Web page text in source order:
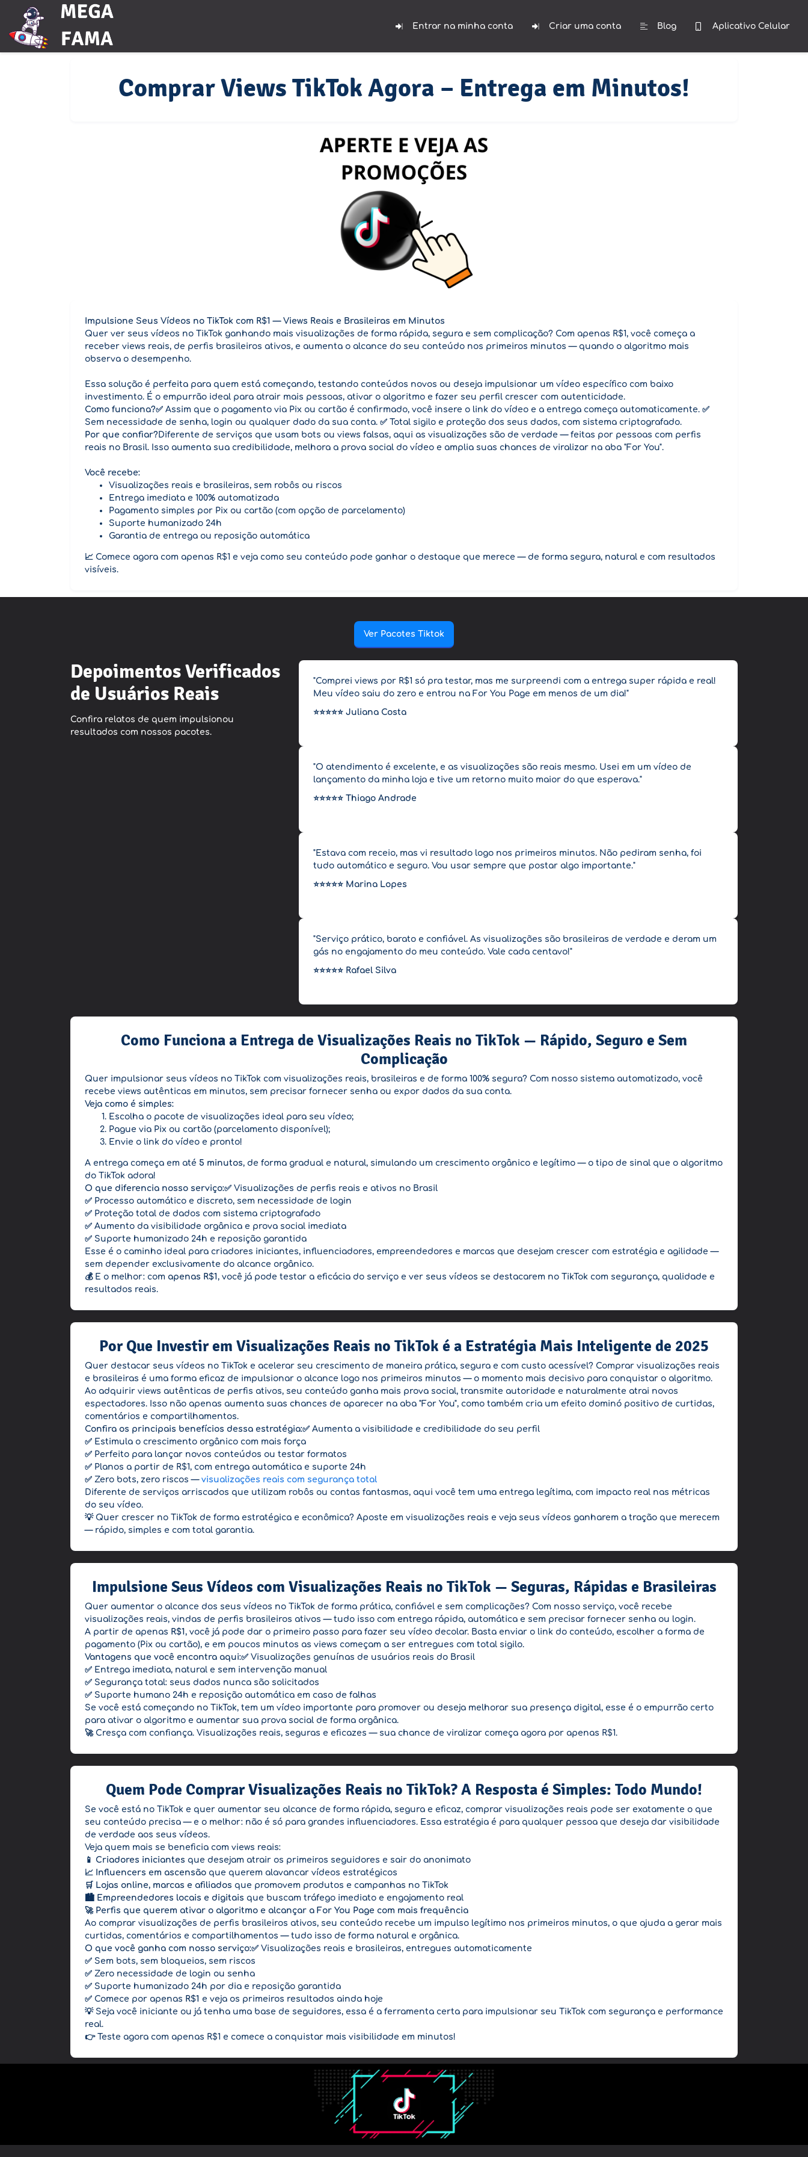
Entrar na minha conta Criar uma conta Blog Aplicativo Celular
Comprar Views TikTok Agora – Entrega em Minutos!
Impulsione Seus Vídeos no TikTok com R$1 — Views Reais e Brasileiras em Minutos
Quer ver seus vídeos no TikTok ganhando mais visualizações de forma rápida, segura e sem complicação? Com apenas R$1, você começa a
receber views reais, de perfis brasileiros ativos, e aumenta o alcance do seu conteúdo nos primeiros minutos — quando o algoritmo mais
observa o desempenho.
Essa solução é perfeita para quem está começando, testando conteúdos novos ou deseja impulsionar um vídeo específico com baixo
investimento. É o empurrão ideal para atrair mais pessoas, ativar o algoritmo e fazer seu perfil crescer com autenticidade.
Como funciona?✅ Assim que o pagamento via Pix ou cartão é confirmado, você insere o link do vídeo e a entrega começa automaticamente. ✅
Sem necessidade de senha, login ou qualquer dado da sua conta. ✅ Total sigilo e proteção dos seus dados, com sistema criptografado.
Por que confiar?Diferente de serviços que usam bots ou views falsas, aqui as visualizações são de verdade — feitas por pessoas com perfis
reais no Brasil. Isso aumenta sua credibilidade, melhora a prova social do vídeo e amplia suas chances de viralizar na aba "For You".
Você recebe:
Visualizações reais e brasileiras, sem robôs ou riscos
Entrega imediata e 100% automatizada
Pagamento simples por Pix ou cartão (com opção de parcelamento)
Suporte humanizado 24h
Garantia de entrega ou reposição automática
📈 Comece agora com apenas R$1 e veja como seu conteúdo pode ganhar o destaque que merece — de forma segura, natural e com resultados
visíveis.
Ver Pacotes Tiktok
Depoimentos Verificados
de Usuários Reais
Confira relatos de quem impulsionou
resultados com nossos pacotes.
"Comprei views por R$1 só pra testar, mas me surpreendi com a entrega super rápida e real!
Meu vídeo saiu do zero e entrou na For You Page em menos de um dia!"
⭐️⭐️⭐️⭐️⭐️ Juliana Costa
"O atendimento é excelente, e as visualizações são reais mesmo. Usei em um vídeo de
lançamento da minha loja e tive um retorno muito maior do que esperava."
⭐️⭐️⭐️⭐️⭐️ Thiago Andrade
"Estava com receio, mas vi resultado logo nos primeiros minutos. Não pediram senha, foi
tudo automático e seguro. Vou usar sempre que postar algo importante."
⭐️⭐️⭐️⭐️⭐️ Marina Lopes
"Serviço prático, barato e confiável. As visualizações são brasileiras de verdade e deram um
gás no engajamento do meu conteúdo. Vale cada centavo!"
⭐️⭐️⭐️⭐️⭐️ Rafael Silva
Como Funciona a Entrega de Visualizações Reais no TikTok — Rápido, Seguro e Sem
Complicação
Quer impulsionar seus vídeos no TikTok com visualizações reais, brasileiras e de forma 100% segura? Com nosso sistema automatizado, você
recebe views autênticas em minutos, sem precisar fornecer senha ou expor dados da sua conta.
Veja como é simples:
Escolha o pacote de visualizações ideal para seu vídeo;
Pague via Pix ou cartão (parcelamento disponível);
Envie o link do vídeo e pronto!
A entrega começa em até 5 minutos, de forma gradual e natural, simulando um crescimento orgânico e legítimo — o tipo de sinal que o algoritmo
do TikTok adora!
O que diferencia nosso serviço:✅ Visualizações de perfis reais e ativos no Brasil
✅ Processo automático e discreto, sem necessidade de login
✅ Proteção total de dados com sistema criptografado
✅ Aumento da visibilidade orgânica e prova social imediata
✅ Suporte humanizado 24h e reposição garantida
Esse é o caminho ideal para criadores iniciantes, influenciadores, empreendedores e marcas que desejam crescer com estratégia e agilidade —
sem depender exclusivamente do alcance orgânico.
💰 E o melhor: com apenas R$1, você já pode testar a eficácia do serviço e ver seus vídeos se destacarem no TikTok com segurança, qualidade e
resultados reais.
Por Que Investir em Visualizações Reais no TikTok é a Estratégia Mais Inteligente de 2025
Quer destacar seus vídeos no TikTok e acelerar seu crescimento de maneira prática, segura e com custo acessível? Comprar visualizações reais
e brasileiras é uma forma eficaz de impulsionar o alcance logo nos primeiros minutos — o momento mais decisivo para conquistar o algoritmo.
Ao adquirir views autênticas de perfis ativos, seu conteúdo ganha mais prova social, transmite autoridade e naturalmente atrai novos
espectadores. Isso não apenas aumenta suas chances de aparecer na aba "For You", como também cria um efeito dominó positivo de curtidas,
comentários e compartilhamentos.
Confira os principais benefícios dessa estratégia:✅ Aumenta a visibilidade e credibilidade do seu perfil
✅ Estimula o crescimento orgânico com mais força
✅ Perfeito para lançar novos conteúdos ou testar formatos
✅ Planos a partir de R$1, com entrega automática e suporte 24h
✅ Zero bots, zero riscos — visualizações reais com segurança total
Diferente de serviços arriscados que utilizam robôs ou contas fantasmas, aqui você tem uma entrega legítima, com impacto real nas métricas
do seu vídeo.
💡 Quer crescer no TikTok de forma estratégica e econômica? Aposte em visualizações reais e veja seus vídeos ganharem a tração que merecem
— rápido, simples e com total garantia.
Impulsione Seus Vídeos com Visualizações Reais no TikTok — Seguras, Rápidas e Brasileiras
Quer aumentar o alcance dos seus vídeos no TikTok de forma prática, confiável e sem complicações? Com nosso serviço, você recebe
visualizações reais, vindas de perfis brasileiros ativos — tudo isso com entrega rápida, automática e sem precisar fornecer senha ou login.
A partir de apenas R$1, você já pode dar o primeiro passo para fazer seu vídeo decolar. Basta enviar o link do conteúdo, escolher a forma de
pagamento (Pix ou cartão), e em poucos minutos as views começam a ser entregues com total sigilo.
Vantagens que você encontra aqui:✅ Visualizações genuínas de usuários reais do Brasil
✅ Entrega imediata, natural e sem intervenção manual
✅ Segurança total: seus dados nunca são solicitados
✅ Suporte humano 24h e reposição automática em caso de falhas
Se você está começando no TikTok, tem um vídeo importante para promover ou deseja melhorar sua presença digital, esse é o empurrão certo
para ativar o algoritmo e aumentar sua prova social de forma orgânica.
🚀 Cresça com confiança. Visualizações reais, seguras e eficazes — sua chance de viralizar começa agora por apenas R$1.
Quem Pode Comprar Visualizações Reais no TikTok? A Resposta é Simples: Todo Mundo!
Se você está no TikTok e quer aumentar seu alcance de forma rápida, segura e eficaz, comprar visualizações reais pode ser exatamente o que
seu conteúdo precisa — e o melhor: não é só para grandes influenciadores. Essa estratégia é para qualquer pessoa que deseja dar visibilidade
de verdade aos seus vídeos.
Veja quem mais se beneficia com views reais:
📱 Criadores iniciantes que desejam atrair os primeiros seguidores e sair do anonimato
📈 Influencers em ascensão que querem alavancar vídeos estratégicos
🛒 Lojas online, marcas e afiliados que promovem produtos e campanhas no TikTok
🏙️ Empreendedores locais e digitais que buscam tráfego imediato e engajamento real
🚀 Perfis que querem ativar o algoritmo e alcançar a For You Page com mais frequência
Ao comprar visualizações de perfis brasileiros ativos, seu conteúdo recebe um impulso legítimo nos primeiros minutos, o que ajuda a gerar mais
curtidas, comentários e compartilhamentos — tudo isso de forma natural e orgânica.
O que você ganha com nosso serviço:✅ Visualizações reais e brasileiras, entregues automaticamente
✅ Sem bots, sem bloqueios, sem riscos
✅ Zero necessidade de login ou senha
✅ Suporte humanizado 24h por dia e reposição garantida
✅ Comece por apenas R$1 e veja os primeiros resultados ainda hoje
💡 Seja você iniciante ou já tenha uma base de seguidores, essa é a ferramenta certa para impulsionar seu TikTok com segurança e performance
real.
👉 Teste agora com apenas R$1 e comece a conquistar mais visibilidade em minutos!